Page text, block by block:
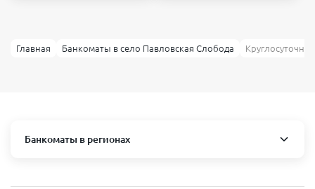
Главная Банкоматы в село Павловская Слобода
Банкоматы в регионах